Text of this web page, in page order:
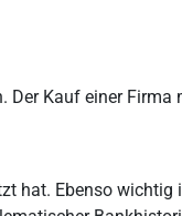
Kauf einer
hat. Ebenso